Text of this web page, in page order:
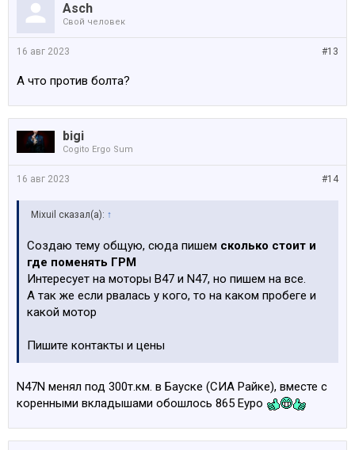
Asch
Свой человек
#13
16 авг 2023
А что против болта?
bigi
Cogito Ergo Sum
#14
16 авг 2023
Mixuil сказал(а): ↑
Создаю тему общую, сюда пишем сколько стоит и
где поменять ГРМ
Интересует на моторы B47 и N47, но пишем на все.
А так же если рвалась у кого, то на каком пробеге и
какой мотор
Пишите контакты и цены
N47N менял под 300т.км. в Бауске (СИА Райке), вместе с
коренными вкладышами обошлось 865 Еуро